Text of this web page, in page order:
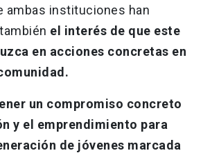
ambas instituciones han
el interés de que este
en acciones concretas en
un compromiso concreto
y el emprendimiento para
de jóvenes marcada